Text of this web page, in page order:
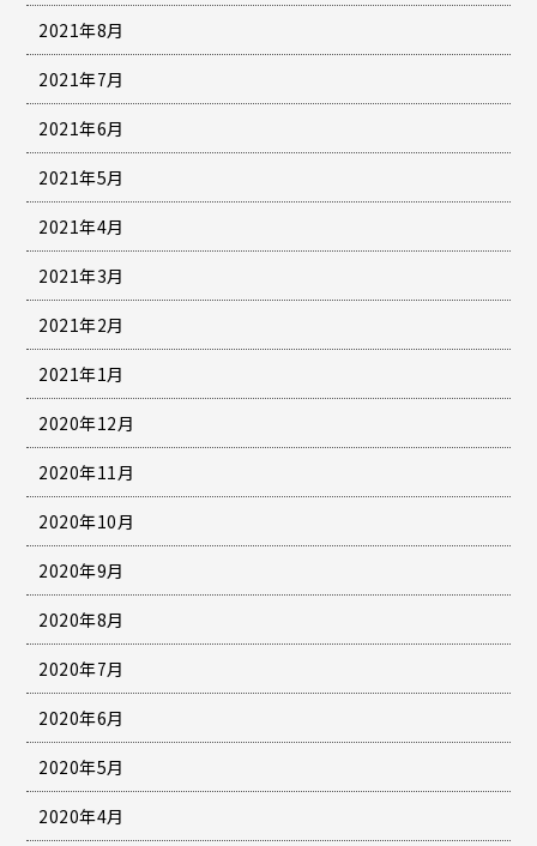
2021年8月
2021年7月
2021年6月
2021年5月
2021年4月
2021年3月
2021年2月
2021年1月
2020年12月
2020年11月
2020年10月
2020年9月
2020年8月
2020年7月
2020年6月
2020年5月
2020年4月